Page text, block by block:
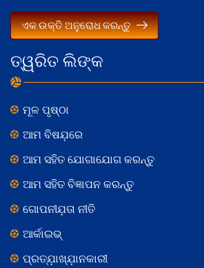
ତ୍ୱରିତ ଲିଙ୍କ
ମୂଳ ପୃଷ୍ଠା
ଆମ ବିଷଯ଼ରେ
ଆମ ସହିତ ଯୋଗାଯୋଗ କରନ୍ତୁ
ଆମ ସହିତ ବିଜ୍ଞାପନ କରନ୍ତୁ
ଗୋପନୀଯ଼ତା ନୀତି
ଆର୍କାଇଭ୍
ପ୍ରତ୍ଯ଼ାଖ୍ଯ଼ାନକାରୀ
ଏକ ଉକ୍ତି ଅନୁରୋଧ କରନ୍ତୁ